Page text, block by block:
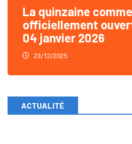
La quinzaine
officiellement
04 janvier 2026
23/12/2025
ACTUALITÉ